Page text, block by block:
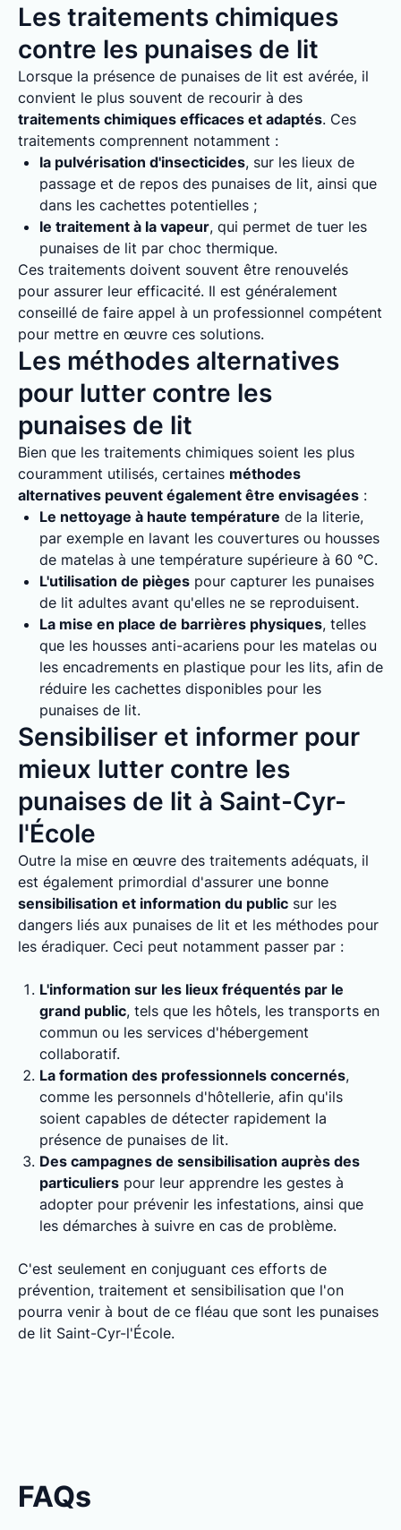
Les traitements chimiques
contre les punaises de lit
Lorsque la présence de punaises de lit est avérée, il
convient le plus souvent de recourir à des
traitements chimiques efficaces et adaptés. Ces
traitements comprennent notamment :
la pulvérisation d'insecticides, sur les lieux de
passage et de repos des punaises de lit, ainsi que
dans les cachettes potentielles ;
le traitement à la vapeur, qui permet de tuer les
punaises de lit par choc thermique.
Ces traitements doivent souvent être renouvelés
pour assurer leur efficacité. Il est généralement
conseillé de faire appel à un professionnel compétent
pour mettre en œuvre ces solutions.
Les méthodes alternatives
pour lutter contre les
punaises de lit
Bien que les traitements chimiques soient les plus
couramment utilisés, certaines méthodes
alternatives peuvent également être envisagées :
Le nettoyage à haute température de la literie,
par exemple en lavant les couvertures ou housses
de matelas à une température supérieure à 60 °C.
L'utilisation de pièges pour capturer les punaises
de lit adultes avant qu'elles ne se reproduisent.
La mise en place de barrières physiques, telles
que les housses anti-acariens pour les matelas ou
les encadrements en plastique pour les lits, afin de
réduire les cachettes disponibles pour les
punaises de lit.
Sensibiliser et informer pour
mieux lutter contre les
punaises de lit à Saint-Cyr-
l'École
Outre la mise en œuvre des traitements adéquats, il
est également primordial d'assurer une bonne
sensibilisation et information du public sur les
dangers liés aux punaises de lit et les méthodes pour
les éradiquer. Ceci peut notamment passer par :
L'information sur les lieux fréquentés par le
grand public, tels que les hôtels, les transports en
commun ou les services d'hébergement
collaboratif.
La formation des professionnels concernés,
comme les personnels d'hôtellerie, afin qu'ils
soient capables de détecter rapidement la
présence de punaises de lit.
Des campagnes de sensibilisation auprès des
particuliers pour leur apprendre les gestes à
adopter pour prévenir les infestations, ainsi que
les démarches à suivre en cas de problème.
C'est seulement en conjuguant ces efforts de
prévention, traitement et sensibilisation que l'on
pourra venir à bout de ce fléau que sont les punaises
de lit Saint-Cyr-l'École.
FAQs